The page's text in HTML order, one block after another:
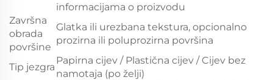
informacijama o proizvodu
Završna
obrada
površine
Glatka ili urezbana tekstura, opcionalno
prozirna ili poluprozirna površina
Tip jezgra
Papirna cijev / Plastična cijev / Cijev bez
namotaja (po želji)